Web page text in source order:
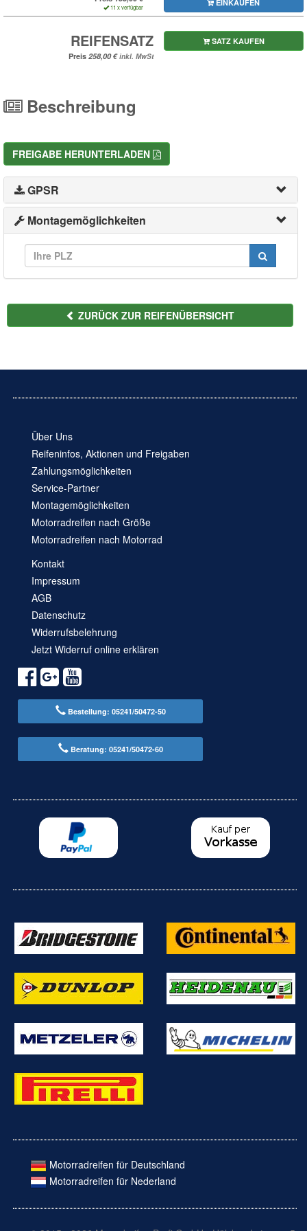
11 x verfügbar EINKAUFEN
REIFENSATZ
Preis inkl. MwSt
SATZ KAUFEN
Beschreibung
FREIGABE HERUNTERLADEN
GPSR
Montagemöglichkeiten
ZURÜCK ZUR REIFENÜBERSICHT
Über Uns
Reifeninfos, Aktionen und Freigaben
Zahlungsmöglichkeiten
Service-Partner
Montagemöglichkeiten
Motorradreifen nach Größe
Motorradreifen nach Motorrad
Kontakt
Impressum
AGB
Datenschutz
Widerrufsbelehrung
Jetzt Widerruf online erklären
Bestellung: 05241/50472-50
Beratung: 05241/50472-60
Motorradreifen für Deutschland
Motorradreifen für Nederland